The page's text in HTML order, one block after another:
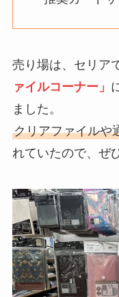
売り場は、セリア
ァイルコーナー」
ました。
クリアファイルや
れていたので、ぜ